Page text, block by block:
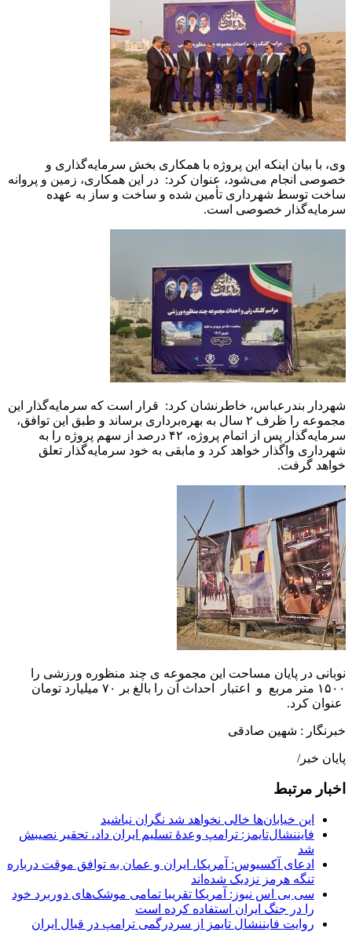
وی، با بیان اینکه این پروژه با همکاری بخش سرمایه‌گذاری و
خصوصی انجام می‌شود، عنوان کرد: در این همکاری، زمین و پروانه
ساخت توسط شهرداری تأمین شده و ساخت و ساز به عهده
سرمایه‌گذار خصوصی است.
شهردار بندرعباس، خاطرنشان کرد: قرار است که سرمایه‌گذار این
مجموعه را ظرف ۲ سال به بهره‌برداری برساند و طبق این توافق،
سرمایه‌گذار پس از اتمام پروژه، ۴۲ درصد از سهم پروژه را به
شهرداری واگذار خواهد کرد و مابقی به خود سرمایه‌گذار تعلق
خواهد گرفت.
نوبانی در پایان مساحت این مجموعه ی چند منظوره ورزشی را
۱۵۰۰ متر مربع و اعتبار احداث آن را بالغ بر ۷۰ میلیارد تومان
عنوان کرد.
خبرنگار : شهین صادقی
پایان خبر/
اخبار مرتبط
این خیابان‌ها خالی نخواهد شد نگران نباشید
فایننشال‌تایمز: ترامپ وعدۀ تسلیم ایران داد، تحقیر نصیبش
شد
ادعای آکسیوس: آمریکا، ایران و عمان به توافق موقت درباره
تنگه هرمز نزدیک شده‌اند
سی بی اس نیوز: آمریکا تقریبا تمامی موشک‌های دوربرد خود
را در جنگ ایران استفاده کرده است
روایت فایننشال تایمز از سردرگمی ترامپ در قبال ایران